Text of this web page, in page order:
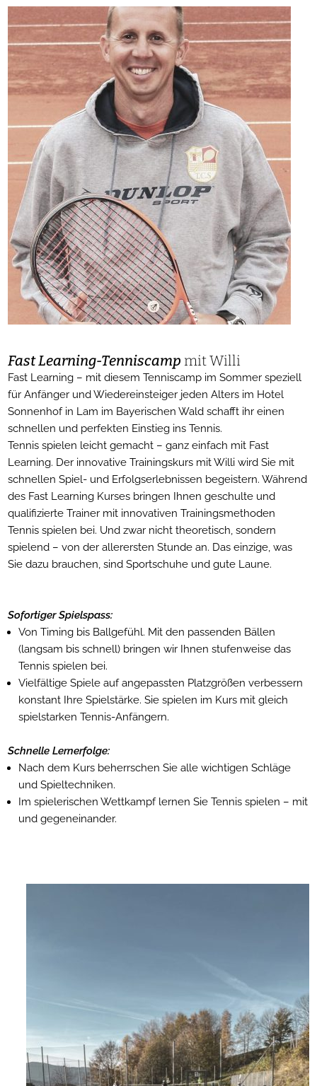
FastLearning-Tenniscamp mit Willi
Fast Learning – mit diesem Tenniscamp im Sommer speziell
für Anfänger und Wiedereinsteiger jeden Alters im Hotel
Sonnenhof in Lam im Bayerischen Wald schafft ihr einen
schnellen und perfekten Einstieg ins Tennis.
Tennis spielen leicht gemacht – ganz einfach mit Fast
Learning. Der innovative Trainingskurs mit Willi wird Sie mit
schnellen Spiel- und Erfolgserlebnissen begeistern. Während
des Fast Learning Kurses bringen Ihnen geschulte und
qualifizierte Trainer mit innovativen Trainingsmethoden
Tennis spielen bei. Und zwar nicht theoretisch, sondern
spielend – von der allerersten Stunde an. Das einzige, was
Sie dazu brauchen, sind Sportschuhe und gute Laune.
Sofortiger Spielspass:
Von Timing bis Ballgefühl. Mit den passenden Bällen
(langsam bis schnell) bringen wir Ihnen stufenweise das
Tennis spielen bei.
Vielfältige Spiele auf angepassten Platzgrößen verbessern
konstant Ihre Spielstärke. Sie spielen im Kurs mit gleich
spielstarken Tennis-Anfängern.
Schnelle Lernerfolge:
Nach dem Kurs beherrschen Sie alle wichtigen Schläge
und Spieltechniken.
Im spielerischen Wettkampf lernen Sie Tennis spielen – mit
und gegeneinander.